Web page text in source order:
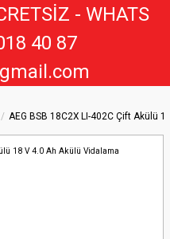
AEG BSB 18C2X LI-402C Çift Akülü
- WHATS
40 87